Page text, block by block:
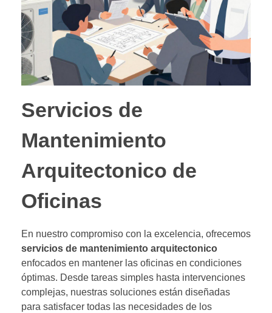
Servicios de
Mantenimiento
Arquitectonico de
Oficinas
En nuestro compromiso con la excelencia, ofrecemos
servicios de mantenimiento arquitectonico
enfocados en mantener las oficinas en condiciones
óptimas. Desde tareas simples hasta intervenciones
complejas, nuestras soluciones están diseñadas
para satisfacer todas las necesidades de los